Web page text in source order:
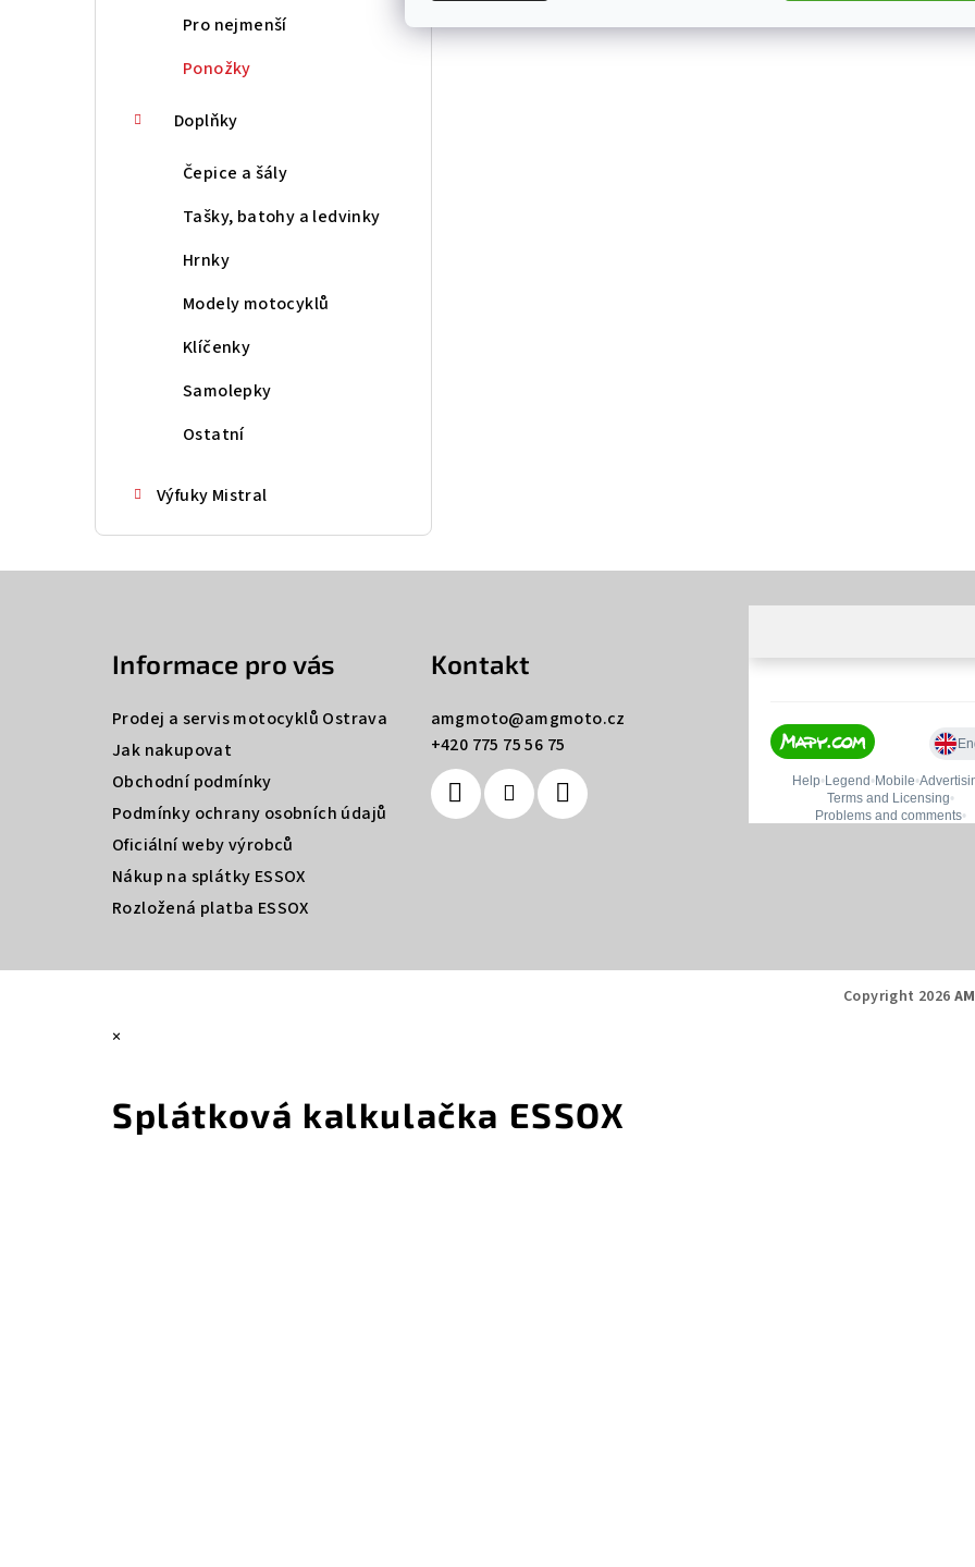
Pro nejmenší
Ponožky
Doplňky
Čepice a šály
Tašky, batohy a ledvinky
Hrnky
Modely motocyklů
Klíčenky
Samolepky
Ostatní
Výfuky Mistral
Informace pro vás
Prodej a servis motocyklů Ostrava
Jak nakupovat
Obchodní podmínky
Podmínky ochrany osobních údajů
Oficiální weby výrobců
Nákup na splátky ESSOX
Rozložená platba ESSOX
Kontakt
amgmoto@amgmoto.cz
+420 775 75 56 75
Copyright 2026
×
Splátková kalkulačka ESSOX